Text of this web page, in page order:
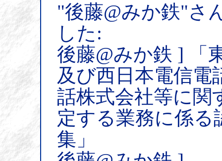
"後藤@みか鉄"さ
した:
後藤@みか鉄 ] 「
及び西日本電信電
話株式会社等に関
定する業務に係る
集」